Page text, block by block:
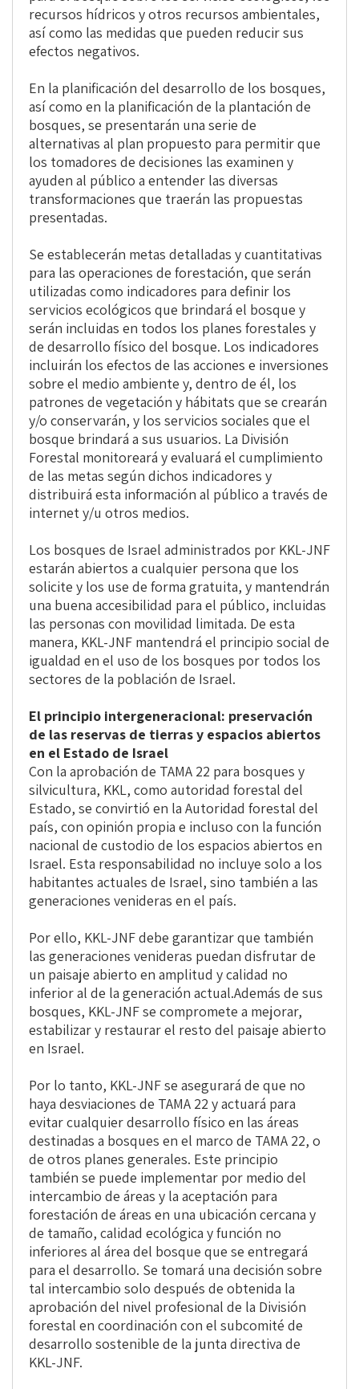
recursos hídricos y otros recursos ambientales,
así como las medidas que pueden reducir sus
efectos negativos.
En la planificación del desarrollo de los bosques,
así como en la planificación de la plantación de
bosques, se presentarán una serie de
alternativas al plan propuesto para permitir que
los tomadores de decisiones las examinen y
ayuden al público a entender las diversas
transformaciones que traerán las propuestas
presentadas.
Se establecerán metas detalladas y cuantitativas
para las operaciones de forestación, que serán
utilizadas como indicadores para definir los
servicios ecológicos que brindará el bosque y
serán incluidas en todos los planes forestales y
de desarrollo físico del bosque. Los indicadores
incluirán los efectos de las acciones e inversiones
sobre el medio ambiente y, dentro de él, los
patrones de vegetación y hábitats que se crearán
y/o conservarán, y los servicios sociales que el
bosque brindará a sus usuarios. La División
Forestal monitoreará y evaluará el cumplimiento
de las metas según dichos indicadores y
distribuirá esta información al público a través de
internet y/u otros medios.
Los bosques de Israel administrados por KKL-JNF
estarán abiertos a cualquier persona que los
solicite y los use de forma gratuita, y mantendrán
una buena accesibilidad para el público, incluidas
las personas con movilidad limitada. De esta
manera, KKL-JNF mantendrá el principio social de
igualdad en el uso de los bosques por todos los
sectores de la población de Israel.
El principio intergeneracional: preservación
de las reservas de tierras y espacios abiertos
en el Estado de Israel
Con la aprobación de TAMA 22 para bosques y
silvicultura, KKL, como autoridad forestal del
Estado, se convirtió en la Autoridad forestal del
país, con opinión propia e incluso con la función
nacional de custodio de los espacios abiertos en
Israel. Esta responsabilidad no incluye solo a los
habitantes actuales de Israel, sino también a las
generaciones venideras en el país.
Por ello, KKL-JNF debe garantizar que también
las generaciones venideras puedan disfrutar de
un paisaje abierto en amplitud y calidad no
inferior al de la generación actual.Además de sus
bosques, KKL-JNF se compromete a mejorar,
estabilizar y restaurar el resto del paisaje abierto
en Israel.
Por lo tanto, KKL-JNF se asegurará de que no
haya desviaciones de TAMA 22 y actuará para
evitar cualquier desarrollo físico en las áreas
destinadas a bosques en el marco de TAMA 22, o
de otros planes generales. Este principio
también se puede implementar por medio del
intercambio de áreas y la aceptación para
forestación de áreas en una ubicación cercana y
de tamaño, calidad ecológica y función no
inferiores al área del bosque que se entregará
para el desarrollo. Se tomará una decisión sobre
tal intercambio solo después de obtenida la
aprobación del nivel profesional de la División
forestal en coordinación con el subcomité de
desarrollo sostenible de la junta directiva de
KKL-JNF.